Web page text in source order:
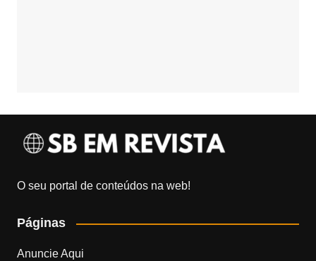
O seu portal de conteúdos na web!
Páginas
Anuncie Aqui